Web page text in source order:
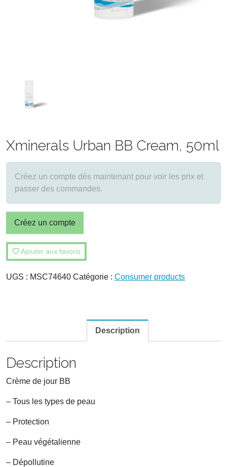
Xminerals Urban BB Cream, 50ml
Créez un compte dès maintenant pour voir les prix et
passer des commandes.
Créez un compte
Ajouter aux favoris
UGS : MSC74640 Catégorie : Consumer products
Description
Description
Crème de jour BB
– Tous les types de peau
– Protection
– Peau végétalienne
– Dépollutine